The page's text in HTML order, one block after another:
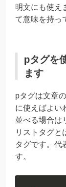
明文にも使え
て意味を持っ
pタグを
ます
pタグは文章
に使えばよい
並べる場合は
リストタグと
タグです。代
す。